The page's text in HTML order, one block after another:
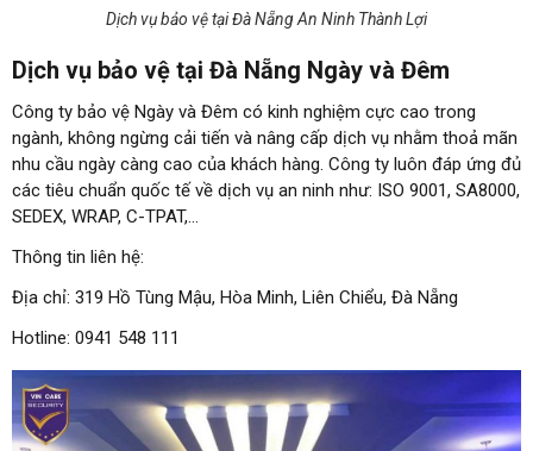
Dịch vụ bảo vệ tại Đà Nẵng An Ninh Thành Lợi
Dịch vụ bảo vệ tại Đà Nẵng Ngày và Đêm
Công ty bảo vệ Ngày và Đêm có kinh nghiệm cực cao trong
ngành, không ngừng cải tiến và nâng cấp dịch vụ nhằm thoả mãn
nhu cầu ngày càng cao của khách hàng. Công ty luôn đáp ứng đủ
các tiêu chuẩn quốc tế về dịch vụ an ninh như: ISO 9001, SA8000,
SEDEX, WRAP, C-TPAT,…
Thông tin liên hệ:
Địa chỉ: 319 Hồ Tùng Mậu, Hòa Minh, Liên Chiểu, Đà Nẵng
Hotline: 0941 548 111